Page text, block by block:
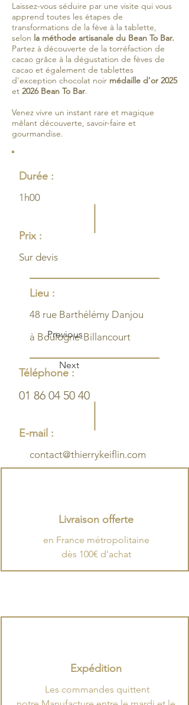
Laissez-vous séduire par une visite qui vous
apprend toutes les étapes de
transformations de la fève à la tablette,
selon la méthode artisanale du Bean To Bar.
Partez à découverte de la torréfaction de
cacao grâce à la dégustation de fèves de
cacao et également de tablettes
d'exception chocolat noir médaille d’or 2025
et 2026 Bean To Bar.
Venez vivre un instant rare et magique
mêlant découverte, savoir-faire et
gourmandise.
Durée :
1h00
Prix :
Sur devis
Lieu :
48 rue Barthélémy Danjou
à Boulogne-Billancourt
Téléphone :
01 86 04 50 40
E-mail :
contact@thierrykeiflin.com
Previous
Next
Livraison offerte
en France métropolitaine
dès 100€ d'achat
Expédition
​Les commandes quittent